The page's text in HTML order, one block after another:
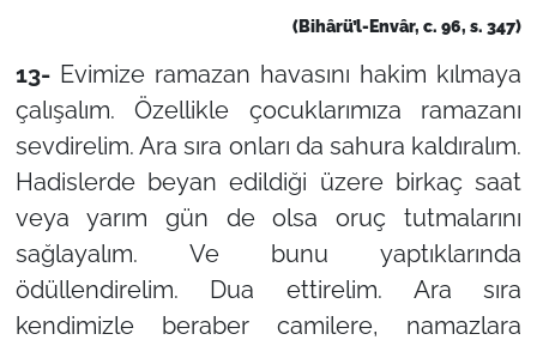
(Bihârü’l-Envâr, c. 96, s. 347)
13- Evimize ramazan havasını hakim kılmaya
çalışalım. Özellikle çocuklarımıza ramazanı
sevdirelim. Ara sıra onları da sahura kaldıralım.
Hadislerde beyan edildiği üzere birkaç saat
veya yarım gün de olsa oruç tutmalarını
sağlayalım. Ve bunu yaptıklarında
ödüllendirelim. Dua ettirelim. Ara sıra
kendimizle beraber camilere, namazlara